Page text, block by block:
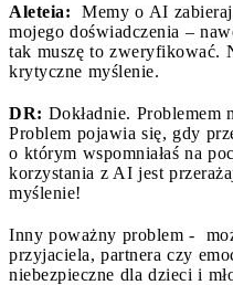
Aleteia:
Memy o AI
mojego doświadczenia –
tak muszę to zweryfikować.
krytyczne myślenie.
DR: Dokładnie. Problemem
Problem pojawia się, gdy
o którym wspomniałaś na
korzystania z AI jest
myślenie!
Inny poważny problem -
przyjaciela, partnera czy
niebezpieczne dla dzieci i